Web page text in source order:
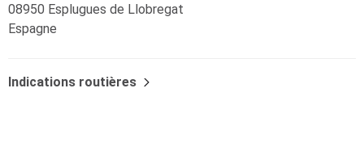
08950 Esplugues de Llobregat
Espagne
Indications routières